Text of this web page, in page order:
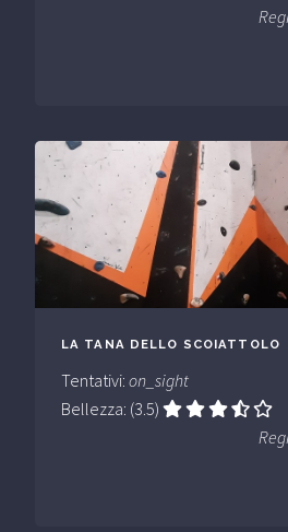
LA TANA DELLO SCOIATTOLO
Tentativi: on_sight
Bellezza: (3.5)